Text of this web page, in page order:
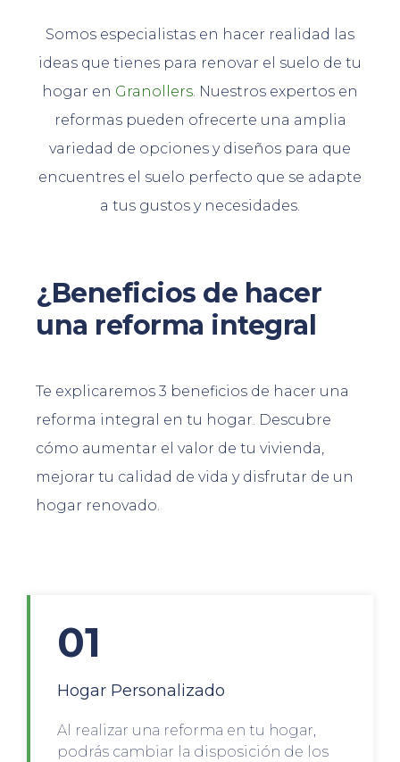
Somos especialistas en hacer realidad las
ideas que tienes para renovar el suelo de tu
hogar en Granollers . Nuestros expertos en
reformas pueden ofrecerte una amplia
variedad de opciones y diseños para que
encuentres el suelo perfecto que se adapte
a tus gustos y necesidades.
¿Beneficios de hacer
una reforma integral
Te explicaremos 3 beneficios de hacer una
reforma integral en tu hogar. Descubre
cómo aumentar el valor de tu vivienda,
mejorar tu calidad de vida y disfrutar de un
hogar renovado.
01
Hogar Personalizado
Al realizar una reforma en tu hogar,
podrás cambiar la disposición de los